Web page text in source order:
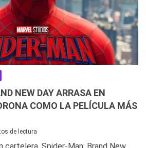
NEW DAY ARRASA EN
COMO LA PELÍCULA MÁS
de lectura
cartelera, Spider-Man: Brand New